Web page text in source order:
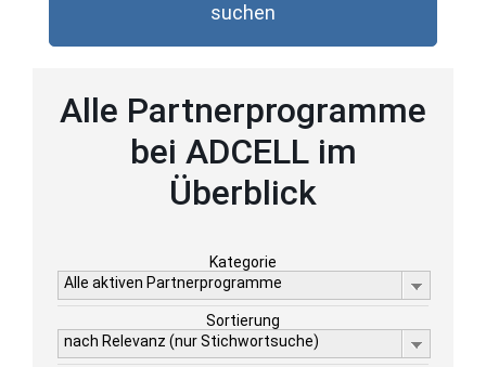
suchen
Alle Partnerprogramme
bei ADCELL im
Überblick
Kategorie
Alle aktiven Partnerprogramme
Sortierung
nach Relevanz (nur Stichwortsuche)